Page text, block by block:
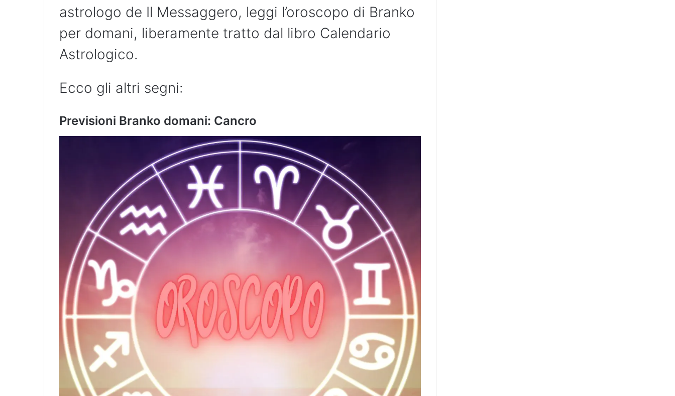
astrologo de Il Messaggero, leggi l’oroscopo di Branko
per domani, liberamente tratto dal libro Calendario
Astrologico.
Ecco gli altri segni:
Previsioni Branko domani: Cancro